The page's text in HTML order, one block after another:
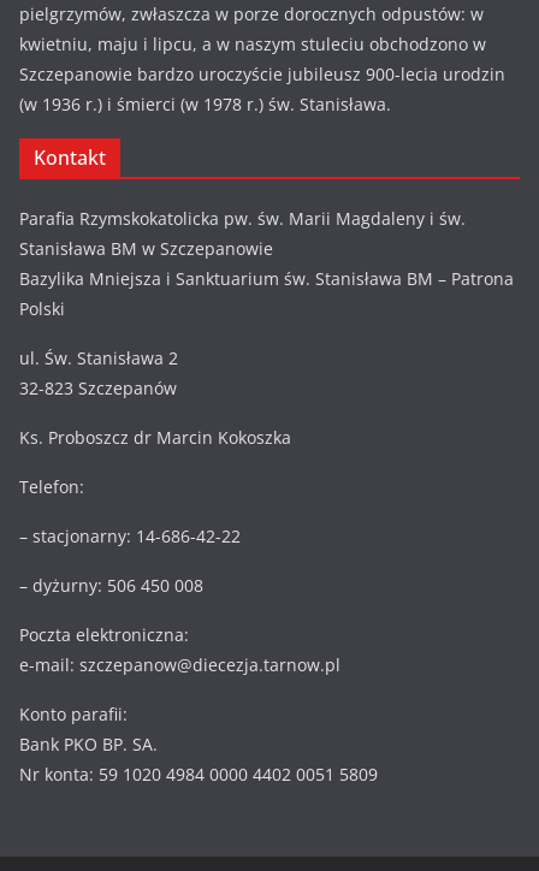
pielgrzymów, zwłaszcza w porze dorocznych odpustów: w
kwietniu, maju i lipcu, a w naszym stuleciu obchodzono w
Szczepanowie bardzo uroczyście jubileusz 900-lecia urodzin
(w 1936 r.) i śmierci (w 1978 r.) św. Stanisława.
Kontakt
Parafia Rzymskokatolicka pw. św. Marii Magdaleny i św.
Stanisława BM w Szczepanowie
Bazylika Mniejsza i Sanktuarium św. Stanisława BM – Patrona
Polski
ul. Św. Stanisława 2
32-823 Szczepanów
Ks. Proboszcz dr Marcin Kokoszka
Telefon:
– stacjonarny: 14-686-42-22
– dyżurny: 506 450 008
Poczta elektroniczna:
e-mail: szczepanow@diecezja.tarnow.pl
Konto parafii:
Bank PKO BP. SA.
Nr konta: 59 1020 4984 0000 4402 0051 5809